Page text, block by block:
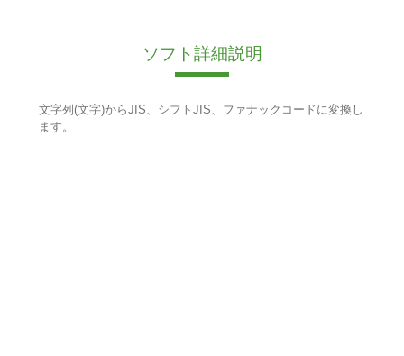
ソフト詳細説明
文字列(文字)からJIS、シフトJIS、ファナックコードに変換し
ます。